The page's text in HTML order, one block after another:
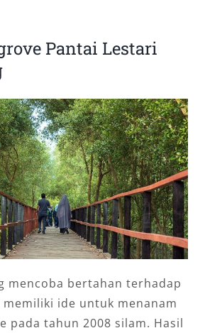
Pantai Lestari
mencoba bertahan terhadap
ide untuk menanam
pada tahun 2008 silam. Hasil